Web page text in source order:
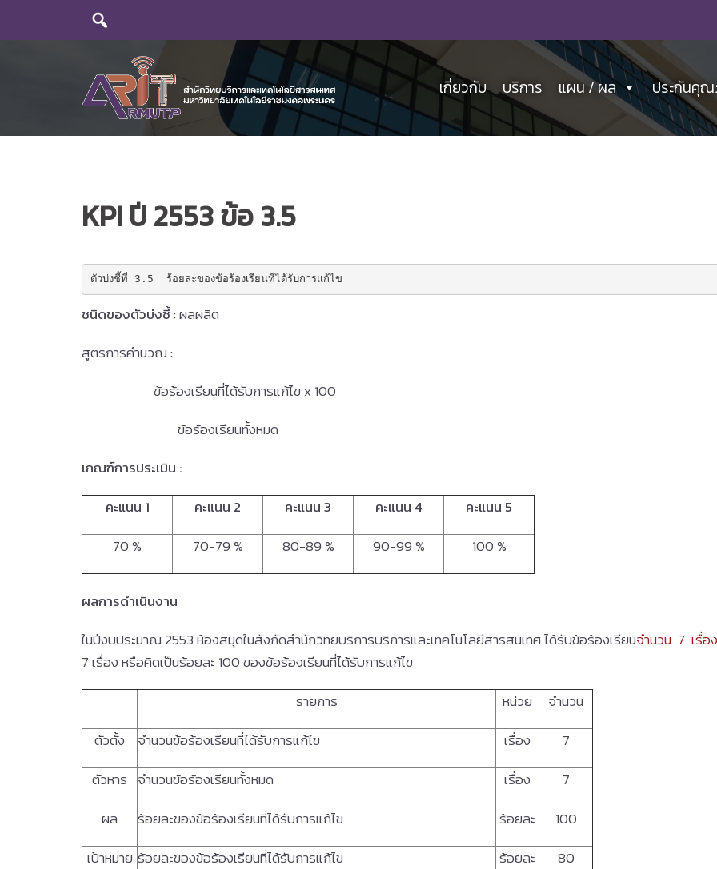
เกี่ยวกับ บริการ แผน / ผล ประกันคุ
KPI ปี 2553 ข้อ 3.5
ตัวบ่งชี้ที่ 3.5  ร้อยละของข้อร้องเรียนที่ได้รับการแก้ไข
ชนิดของตัวบ่งชี้: ผลผลิต
สูตรการคำนวณ :
ข้อร้องเรียนที่ได้รับการแก้ไข x 100
ข้อร้องเรียนทั้งหมด
เกณฑ์การประเมิน :
คะแนน 1
คะแนน 2 คะแนน 3 คะแนน 4
คะแนน 5
70 %
70-79 % 80-89 % 90-99 % 100 %
ผลการดำเนินงาน
ในปีงบประมาณ 2553 ห้องสมุดในสังกัดสำนักวิทยบริการบริการและเทคโนโลยีสารสนเทศ ได้รับข้อร้องเรียนจำนวน 7 เรื่อง
7 เรื่อง หรือคิดเป็นร้อยละ 100 ของข้อร้องเรียนที่ได้รับการแก้ไข
รายการ
หน่วย
จำนวน
ตัวตั้ง
จำนวนข้อร้องเรียนที่ได้รับการแก้ไข เรื่อง
7
ตัวหาร จำนวนข้อร้องเรียนทั้งหมด เรื่อง
7
ผล
ร้อยละของข้อร้องเรียนที่ได้รับการแก้ไข ร้อยละ
100
เป้าหมาย ร้อยละของข้อร้องเรียนที่ได้รับการแก้ไข ร้อยละ 80